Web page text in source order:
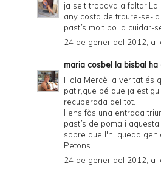
ja se't trobava a faltar!La
any costa de traure-se-
pastís molt bo !a cuidar-
24 de gener del 2012, a
maria cosbel la bisbal ha
Hola Mercè la veritat és
patir,que bé que ja
recuperada del tot.
I ens fàs una entrada
pastís de poma i aquesta
sobre que l'hi queda
Petons.
24 de gener del 2012, a